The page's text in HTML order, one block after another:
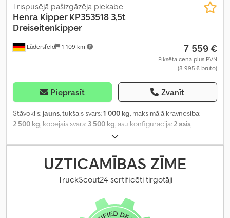
Lüdersfeld 1 109 km
Trīspusējā pašizgāzēja piekabe
Henra Kipper KP353518 3,5t
Dreiseitenkipper
7 559 €
Fiksēta cena plus PVN
(8 995 € bruto)
Pieprasīt Zvanīt
Stāvoklis: jauns, tukšais svars:1 000 kg, maksimālā kravnesība:
2 500 kg, kopējais svars: 3 500 kg, asu konfigurācija:2 asis,
, iekraušanas vietas platums:
mm, iekraušanas telpas augstums:300 mm, Ražošanas gads:2026,
nobraukums: 50 km, pārnesuma veids:mehānisks,
energoefektivitāte: A,
UZTICAMĪBAS ZĪME
TruckScout24 sertificēti tirgotāji